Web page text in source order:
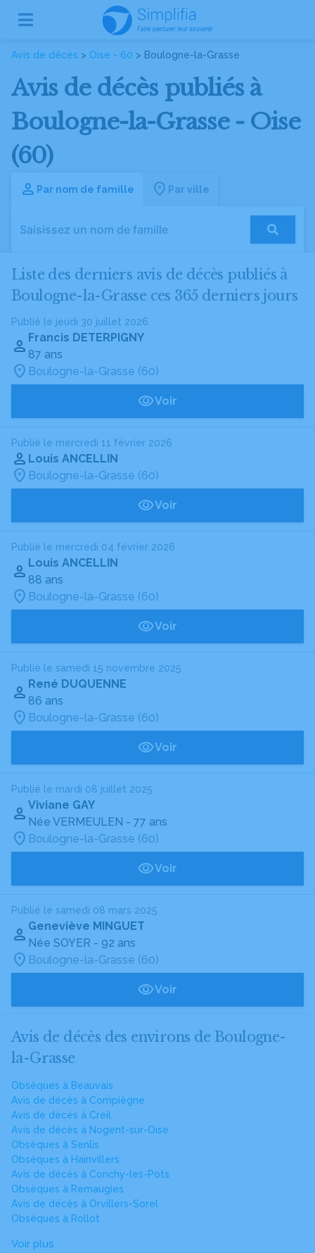
Avis de décès > Oise - 60 > Boulogne-la-Grasse
Avis de décès publiés à
Boulogne-la-Grasse - Oise
(60)
Par nom de famille Par ville
Liste des derniers avis de décès publiés à
Boulogne-la-Grasse ces 365 derniers jours
Publié le jeudi 30 juillet 2026
Francis DETERPIGNY
87 ans
Boulogne-la-Grasse (60)
Voir
Publié le mercredi 11 février 2026
Louis ANCELLIN
Boulogne-la-Grasse (60)
Voir
Publié le mercredi 04 février 2026
Louis ANCELLIN
88 ans
Boulogne-la-Grasse (60)
Voir
Publié le samedi 15 novembre 2025
René DUQUENNE
86 ans
Boulogne-la-Grasse (60)
Voir
Publié le mardi 08 juillet 2025
Viviane GAY
Née VERMEULEN - 77 ans
Boulogne-la-Grasse (60)
Voir
Publié le samedi 08 mars 2025
Geneviève MINGUET
Née SOYER - 92 ans
Boulogne-la-Grasse (60)
Voir
Avis de décès des environs de Boulogne-
la-Grasse
Obsèques à Beauvais
Avis de décès à Compiègne
Avis de décès à Creil
Avis de décès à Nogent-sur-Oise
Obsèques à Senlis
Obsèques à Hainvillers
Avis de décès à Conchy-les-Pots
Obsèques à Remaugies
Avis de décès à Orvillers-Sorel
Obsèques à Rollot
Voir plus